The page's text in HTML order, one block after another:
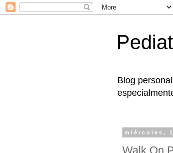
Blog
miércoles,
Walk On